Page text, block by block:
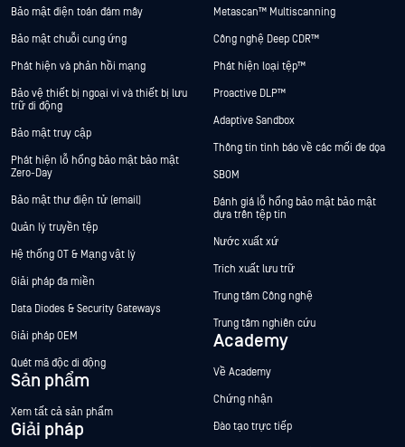
Bảo mật điện toán đám mây
Bảo mật chuỗi cung ứng
Phát hiện và phản hồi mạng
Bảo vệ thiết bị ngoại vi và thiết bị lưu
trữ di động
Bảo mật truy cập
Phát hiện lỗ hổng bảo mật bảo mật
Zero-Day
Bảo mật thư điện tử (email)
Quản lý truyền tệp
Hệ thống OT & Mạng vật lý
Giải pháp đa miền
Data Diodes & Security Gateways
Giải pháp OEM
Quét mã độc di động
Sản phẩm
Xem tất cả sản phẩm
Giải pháp
Metascan™ Multiscanning
Công nghệ Deep CDR™
Phát hiện loại tệp™
Proactive DLP™
Adaptive Sandbox
Thông tin tình báo về các mối đe dọa
SBOM
Đánh giá lỗ hổng bảo mật bảo mật
dựa trên tệp tin
Nước xuất xứ
Trích xuất lưu trữ
Trung tâm Công nghệ
Trung tâm nghiên cứu
Academy
Về Academy
Chứng nhận
Đào tạo trực tiếp